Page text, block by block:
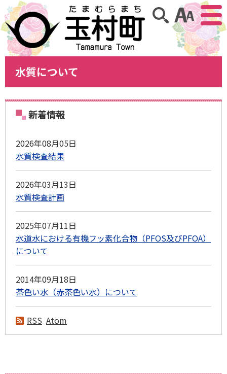
アクセ
サイト内検索
水質について
新着情報
2026年08月05日
水質検査結果
2026年03月13日
水質検査計画
2025年07月11日
水道水における有機フッ素化合物（PFOS及びPFOA）
について
2014年09月18日
茶色い水（赤茶色い水）について
RSS Atom